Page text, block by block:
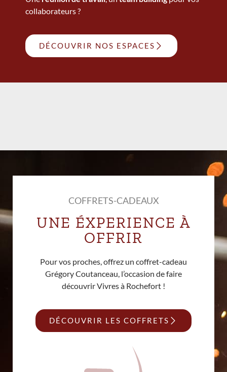
collaborateurs ?
DÉCOUVRIR NOS ESPACES
COFFRETS-CADEAUX
UNE ÉXPERIENCE À
OFFRIR
Pour vos proches, offrez un coffret-cadeau
Grégory Coutanceau, l’occasion de faire
découvrir Vivres à Rochefort !
DÉCOUVRIR LES COFFRETS